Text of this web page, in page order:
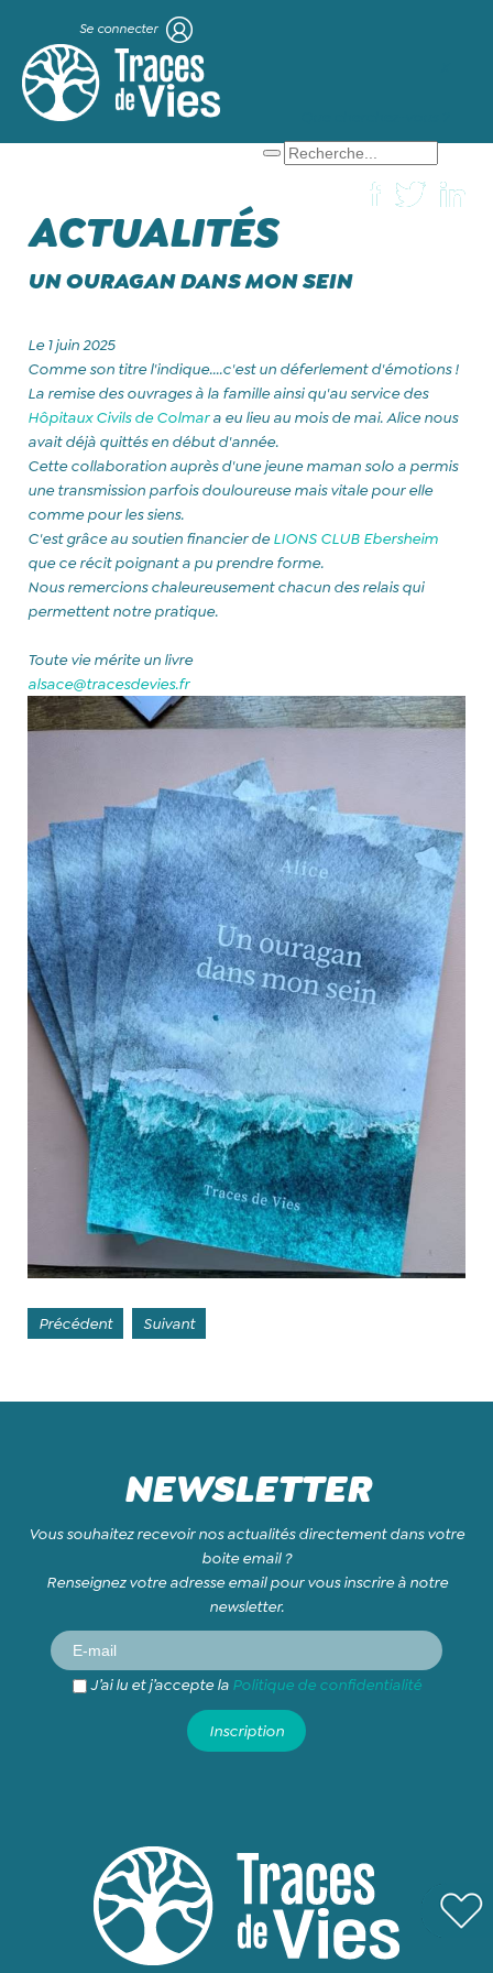
Se connecter
ACTUALITÉS
UN OURAGAN DANS MON SEIN
Le 1 juin 2025
Comme son titre l'indique....c'est un déferlement d'émotions !
La remise des ouvrages à la famille ainsi qu'au service des
Hôpitaux Civils de Colmara eu lieu au mois de mai. Alice nous
avait déjà quittés en début d'année.
Cette collaboration auprès d'une jeune maman solo a permis
une transmission parfois douloureuse mais vitale pour elle
comme pour les siens.
C'est grâce au soutien financier deLIONS CLUB Ebersheim
que ce récit poignant a pu prendre forme.
Nous remercions chaleureusement chacun des relais qui
permettent notre pratique.
Toute vie mérite un livre
alsace@tracesdevies.fr
Précédent Suivant
NEWSLETTER
Vous souhaitez recevoir nos actualités directement dans votre
boite email ?
Renseignez votre adresse email pour vous inscrire à notre
newsletter.
J’ai lu et j’accepte la Politique de confidentialité